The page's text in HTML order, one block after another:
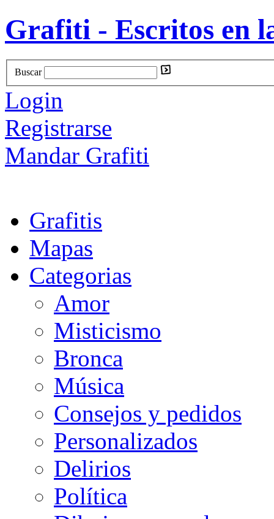
Grafiti - Escritos en
Buscar
Login
Registrarse
Mandar Grafiti
Grafitis
Mapas
Categorias
Amor
Misticismo
Bronca
Música
Consejos y pedidos
Personalizados
Delirios
Política